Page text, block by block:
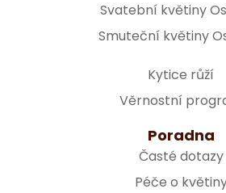
Svatební květiny
Smuteční květiny
Kytice růží
Věrnostní
Poradna
Časté dotazy
Péče o